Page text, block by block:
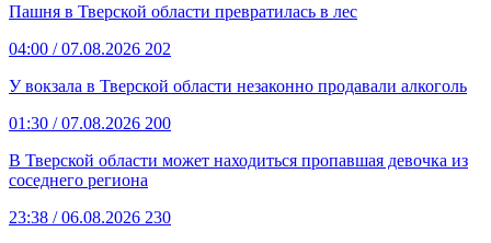
Пашня в Тверской области превратилась в лес
04:00 / 07.08.2026 202
У вокзала в Тверской области незаконно продавали алкоголь
01:30 / 07.08.2026 200
В Тверской области может находиться пропавшая девочка из
соседнего региона
23:38 / 06.08.2026 230